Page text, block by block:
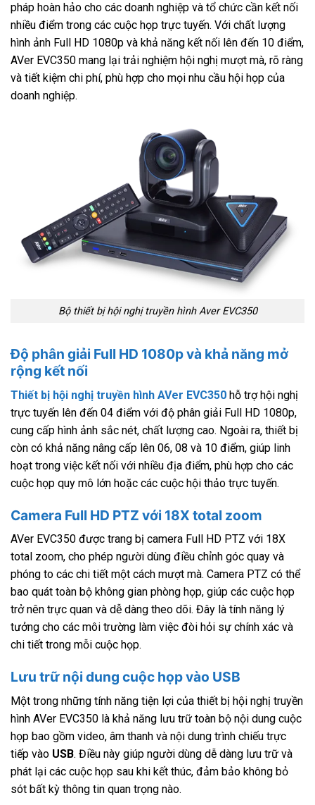
pháp hoàn hảo cho các doanh nghiệp và tổ chức cần kết nối
nhiều điểm trong các cuộc họp trực tuyến. Với chất lượng
hình ảnh Full HD 1080p và khả năng kết nối lên đến 10 điểm,
AVer EVC350 mang lại trải nghiệm hội nghị mượt mà, rõ ràng
và tiết kiệm chi phí, phù hợp cho mọi nhu cầu hội họp của
doanh nghiệp.
Bộ thiết bị hội nghị truyền hình Aver EVC350
Độ phân giải Full HD 1080p và khả năng mở
rộng kết nối
Thiết bị hội nghị truyền hình AVer EVC350 hỗ trợ hội nghị
trực tuyến lên đến 04 điểm với độ phân giải Full HD 1080p,
cung cấp hình ảnh sắc nét, chất lượng cao. Ngoài ra, thiết bị
còn có khả năng nâng cấp lên 06, 08 và 10 điểm, giúp linh
hoạt trong việc kết nối với nhiều địa điểm, phù hợp cho các
cuộc họp quy mô lớn hoặc các cuộc hội thảo trực tuyến.
Camera Full HD PTZ với 18X total zoom
AVer EVC350 được trang bị camera Full HD PTZ với 18X
total zoom, cho phép người dùng điều chỉnh góc quay và
phóng to các chi tiết một cách mượt mà. Camera PTZ có thể
bao quát toàn bộ không gian phòng họp, giúp các cuộc họp
trở nên trực quan và dễ dàng theo dõi. Đây là tính năng lý
tưởng cho các môi trường làm việc đòi hỏi sự chính xác và
chi tiết trong mỗi cuộc họp.
Lưu trữ nội dung cuộc họp vào USB
Một trong những tính năng tiện lợi của thiết bị hội nghị truyền
hình AVer EVC350 là khả năng lưu trữ toàn bộ nội dung cuộc
họp bao gồm video, âm thanh và nội dung trình chiếu trực
tiếp vào USB. Điều này giúp người dùng dễ dàng lưu trữ và
phát lại các cuộc họp sau khi kết thúc, đảm bảo không bỏ
sót bất kỳ thông tin quan trọng nào.